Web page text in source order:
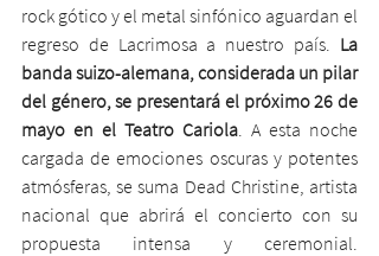
rock gótico y el metal sinfónico aguardan el
regreso de Lacrimosa a nuestro país. La
banda suizo-alemana, considerada un pilar
del género, se presentará el próximo 26 de
mayo en el Teatro Cariola. A esta noche
cargada de emociones oscuras y potentes
atmósferas, se suma Dead Christine, artista
nacional que abrirá el concierto con su
propuesta intensa y ceremonial.